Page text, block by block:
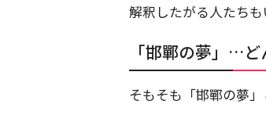
解釈したがる人たちも
「邯鄲の夢」…
そもそも「邯鄲の夢